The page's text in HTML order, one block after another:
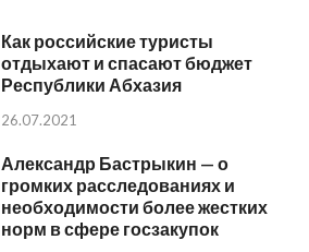
Как российские туристы
отдыхают и спасают бюджет
Республики Абхазия
26.07.2021
Александр Бастрыкин — о
громких расследованиях и
необходимости более жестких
норм в сфере госзакупок